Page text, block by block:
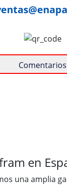
Comentarios
en
una amplia